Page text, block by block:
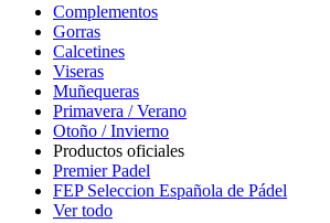
Complementos
Gorras
Calcetines
Viseras
Muñequeras
Primavera / Verano
Otoño / Invierno
Productos oficiales
Premier Padel
FEP Seleccion Española de Pádel
Ver todo